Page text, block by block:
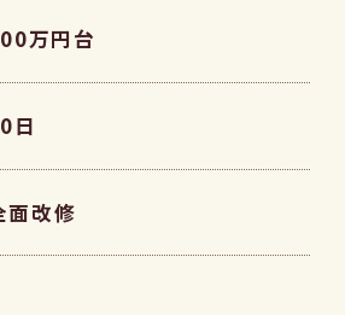
万円台
日
面改修